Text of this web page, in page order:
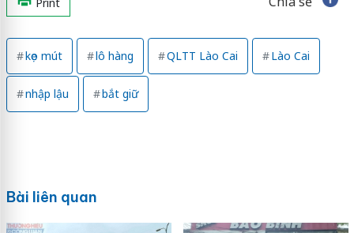
kẹo mút lô hàng QLTT Lào Cai Lào Cai
nhập lậu bắt giữ
Bài liên quan